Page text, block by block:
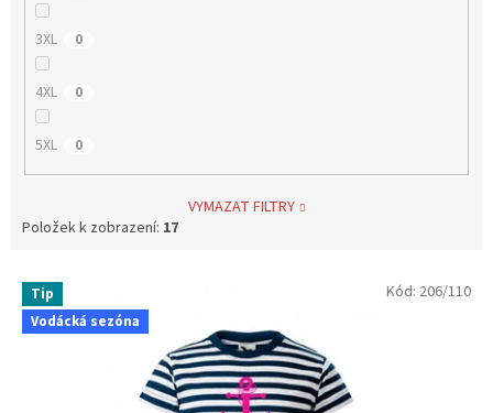
3XL 0
4XL 0
5XL 0
VYMAZAT FILTRY
Položek k zobrazení: 17
V
p
Tip
Vodácká sezóna
Kód: 206/110